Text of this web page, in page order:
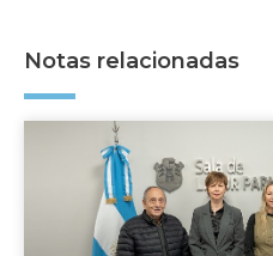
Notas relacionadas